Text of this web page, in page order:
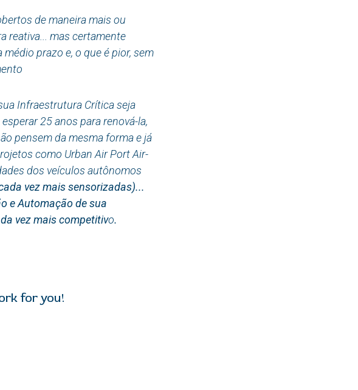
de maneira mais ou
reativa... mas certamente
prazo e, o que é pior, sem
Infraestrutura Crítica seja
25 anos para renová-la,
pensem da mesma forma e já
como Urban Air Port Air-
dos veículos autônomos
vez mais sensorizadas)...
e Automação de sua
vez mais competitivo.